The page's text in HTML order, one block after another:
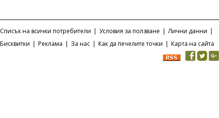
Списък на всички потребители | Условия за ползване | Лични данни |
Бисквитки | Реклама | За нас | Как да печелите точки | Карта на сайта